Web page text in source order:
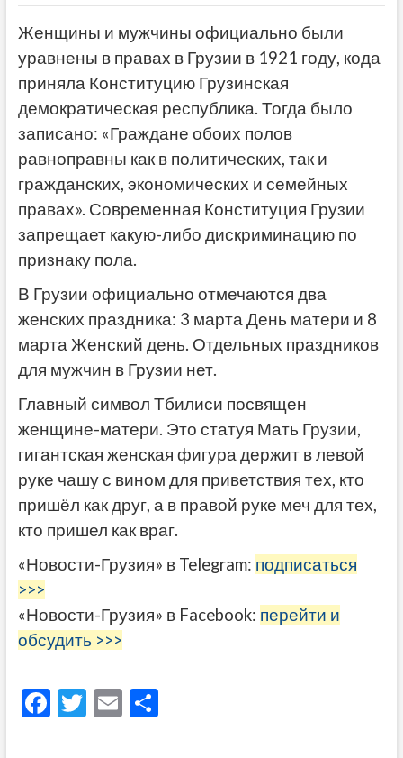
Женщины и мужчины официально были
уравнены в правах в Грузии в 1921 году, кода
приняла Конституцию Грузинская
демократическая республика. Тогда было
записано: «Граждане обоих полов
равноправны как в политических, так и
гражданских, экономических и семейных
правах». Современная Конституция Грузии
запрещает какую-либо дискриминацию по
признаку пола.
В Грузии официально отмечаются два
женских праздника: 3 марта День матери и 8
марта Женский день. Отдельных праздников
для мужчин в Грузии нет.
Главный символ Тбилиси посвящен
женщине-матери. Это статуя Мать Грузии,
гигантская женская фигура держит в левой
руке чашу с вином для приветствия тех, кто
пришёл как друг, а в правой руке меч для тех,
кто пришел как враг.
«Новости-Грузия» в Telegram: подписаться
>>>
«Новости-Грузия» в Facebook: перейти и
обсудить >>>
F T E О